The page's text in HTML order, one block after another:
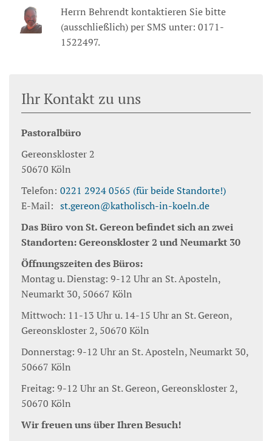
Herrn Behrendt kontaktieren Sie bitte
(ausschließlich) per SMS unter: 0171-
1522497.
Ihr Kontakt zu uns
Pastoralbüro
Gereonskloster 2
50670 Köln
Telefon: 0221 2924 0565 (für beide Standorte!)
E-Mail: st.gereon@katholisch-in-koeln.de
Das Büro von St. Gereon befindet sich an zwei
Standorten: Gereonskloster 2 und Neumarkt 30
Öffnungszeiten des Büros:
Montag u. Dienstag: 9-12 Uhr an St. Aposteln,
Neumarkt 30, 50667 Köln
Mittwoch: 11-13 Uhr u. 14-15 Uhr an St. Gereon,
Gereonskloster 2, 50670 Köln
Donnerstag: 9-12 Uhr an St. Aposteln, Neumarkt 30,
50667 Köln
Freitag: 9-12 Uhr an St. Gereon, Gereonskloster 2,
50670 Köln
Wir freuen uns über Ihren Besuch!